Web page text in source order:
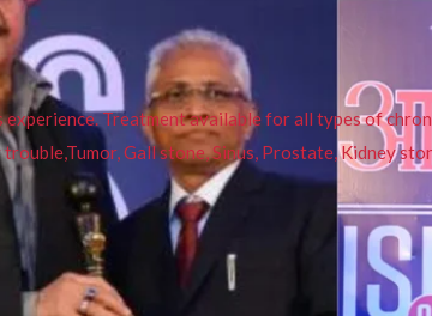
Treatment available for all types of
Gall stone, Sinus, Prostate, Kidney